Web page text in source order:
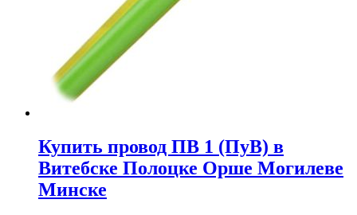
Купить провод ПВ 1 (ПуВ) в
Витебске Полоцке Орше Могилеве
Минске